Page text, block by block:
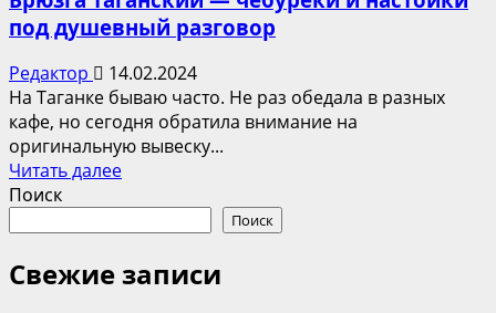
под душевный разговор
Редактор
14.02.2024
На Таганке бываю часто. Не раз обедала в разных
кафе, но сегодня обратила внимание на
оригинальную вывеску...
Читать далееПрочитать
таганский
—
Поиск
Поиск
Свежие записи